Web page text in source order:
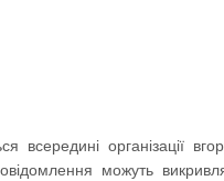
всередині організації
можуть